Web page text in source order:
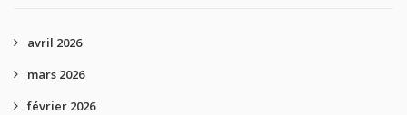
avril 2026
mars 2026
février 2026